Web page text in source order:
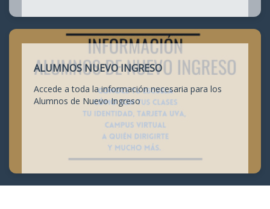
ALUMNOS NUEVO INGRESO
Accede a toda la información necesaria para los
Alumnos de Nuevo Ingreso